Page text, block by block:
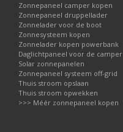
Zonnepaneel camper kopen
Zonnepaneel druppellader
Zonnelader voor de boot
Zonnesysteem kopen
Zonnelader kopen powerbank
Daglichtpaneel voor de camper
Solar zonnepanelen
Zonnepaneel systeem off-grid
Thuis stroom opslaan
Thuis stroom opwekken
>>> Méér zonnepaneel kopen